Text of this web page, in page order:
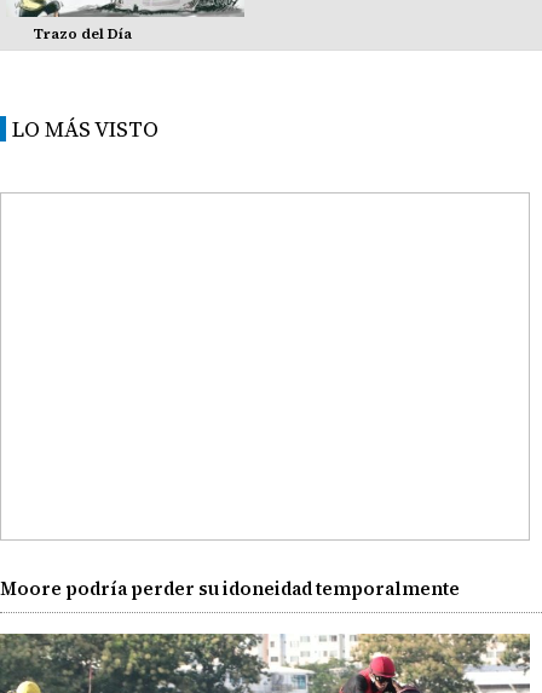
Trazo del Día
LO MÁS VISTO
Moore podría perder su idoneidad temporalmente